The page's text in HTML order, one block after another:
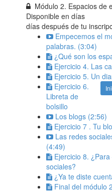
Módulo 2. Espacios de
Disponible endías
días después de tu
Empecemos el
palabras. (3:04)
¿Qué son los
Ejercicio 4. Las
Ejercicio 5. Un
Ejercicio 6.
Libreta de
bolsillo
Los blogs (2:56)
Ejercicio 7 . Tu
Las redes
(4:49)
Ejercicio 8.
sociales?
¿Ya te diste
Final del módulo 2